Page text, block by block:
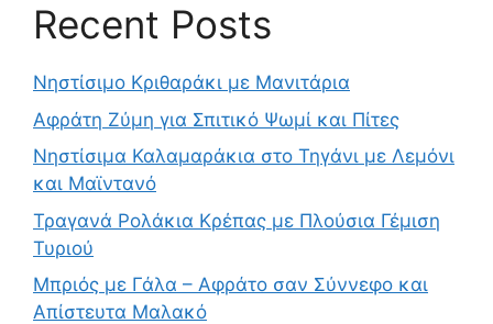
Recent Posts
Νηστίσιμο Κριθαράκι με Μανιτάρια
Αφράτη Ζύμη για Σπιτικό Ψωμί και Πίτες
Νηστίσιμα Καλαμαράκια στο Τηγάνι με Λεμόνι
και Μαϊντανό
Τραγανά Ρολάκια Κρέπας με Πλούσια Γέμιση
Τυριού
Μπριός με Γάλα – Αφράτο σαν Σύννεφο και
Απίστευτα Μαλακό